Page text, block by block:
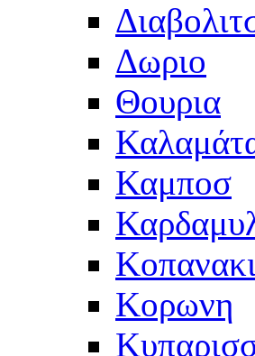
Δωριο
Θουρια
Καμποσ
Κορωνη